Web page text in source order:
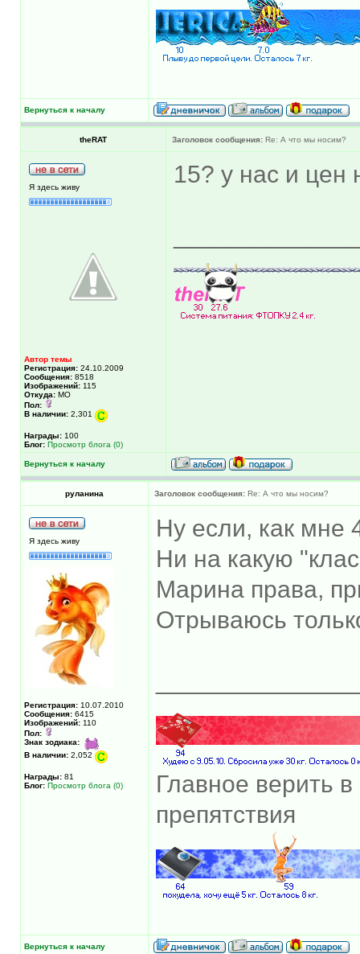
Вернуться к началу
theRAT Заголовок сообщения: Re: А что мы носим?
Я здесь живу
Автор темы
Регистрация: 24.10.2009
Сообщения: 8518
Изображений: 115
Откуда: МО
Пол:
В наличии: 2,301
Награды: 100
Блог: Просмотр блога (0)
15? у нас и цен
Вернуться к началу
руланина Заголовок сообщения: Re: А что мы носим?
Я здесь живу
Регистрация: 10.07.2010
Сообщения: 6415
Изображений: 110
Пол:
Знак зодиака:
В наличии: 2,052
Награды: 81
Блог: Просмотр блога (0)
Ну если, как мне
Ни на какую
Марина права,
Отрываюсь
Главное верить
препятствия
Вернуться к началу